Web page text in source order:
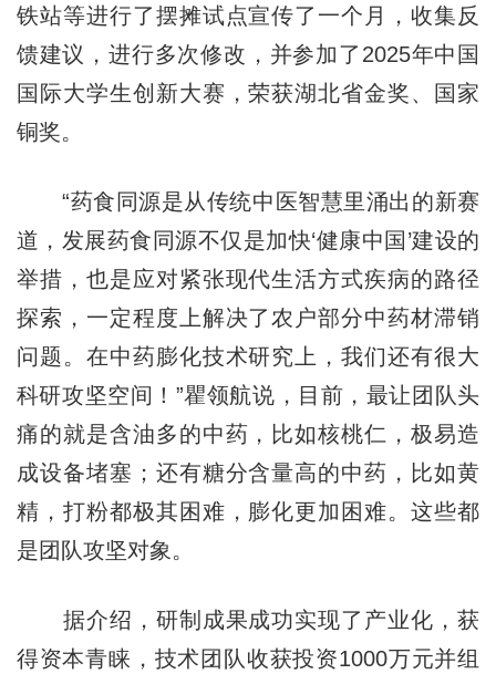
铁站等进行了摆摊试点宣传了一个月，收集反
馈建议，进行多次修改，并参加了2025年中国
国际大学生创新大赛，荣获湖北省金奖、国家
铜奖。
“药食同源是从传统中医智慧里涌出的新赛
道，发展药食同源不仅是加快‘健康中国’建设的
举措，也是应对紧张现代生活方式疾病的路径
探索，一定程度上解决了农户部分中药材滞销
问题。在中药膨化技术研究上，我们还有很大
科研攻坚空间！”瞿领航说，目前，最让团队头
痛的就是含油多的中药，比如核桃仁，极易造
成设备堵塞；还有糖分含量高的中药，比如黄
精，打粉都极其困难，膨化更加困难。这些都
是团队攻坚对象。
据介绍，研制成果成功实现了产业化，获
得资本青睐，技术团队收获投资1000万元并组